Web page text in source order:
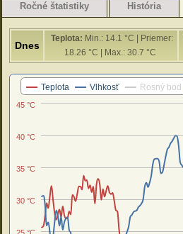
Ročné štatistiky
História
Dnes
Teplota: Min.: 14.1 °C | Priemer:
18.26 °C | Max.: 30.7 °C
Posledných 24
Teplota Vlhkosť Rosný bod
30 °C
35 °C
40 °C
45 °C